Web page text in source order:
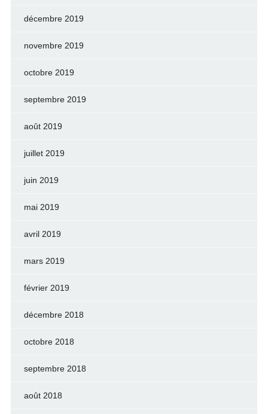
décembre 2019
novembre 2019
octobre 2019
septembre 2019
août 2019
juillet 2019
juin 2019
mai 2019
avril 2019
mars 2019
février 2019
décembre 2018
octobre 2018
septembre 2018
août 2018